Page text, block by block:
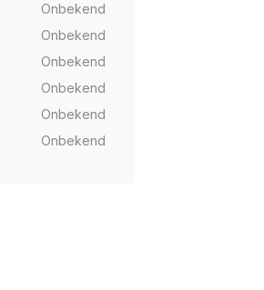
Onbekend
Onbekend
Onbekend
Onbekend
Onbekend
Onbekend